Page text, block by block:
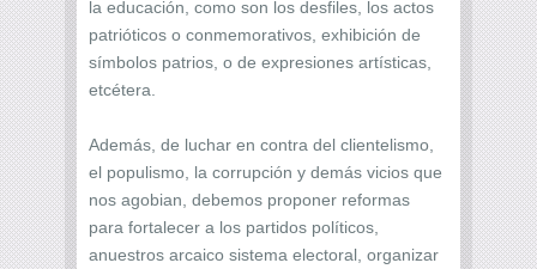
la educación, como son los desfiles, los actos
patrióticos o conmemorativos, exhibición de
símbolos patrios, o de expresiones artísticas,
etcétera.
Además, de luchar en contra del clientelismo,
el populismo, la corrupción y demás vicios que
nos agobian, debemos proponer reformas
para fortalecer a los partidos políticos,
anuestros arcaico sistema electoral, organizar